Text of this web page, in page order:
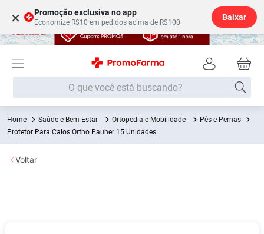
× Promoção exclusiva no app
Economize R$10 em pedidos acima de R$100
Baixar
O que você está buscando?
Saúde e Bem Estar Ortopedia e Mobilidade
Pés e Pernas
Protetor Para Calos Ortho Pauher 15 Unidades
Voltar
Termos mais buscados
1º Fralda
2
5º Fralda G